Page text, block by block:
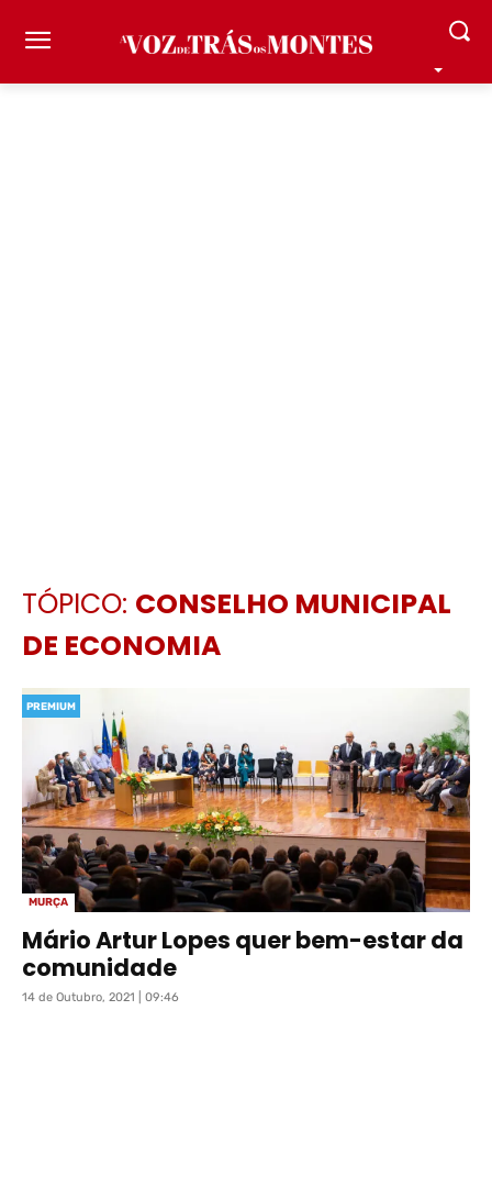
TÓPICO: CONSELHO MUNICIPAL
DE ECONOMIA
MURÇA
PREMIUM
Mário Artur Lopes quer bem-estar da
comunidade
14 de Outubro, 2021 | 09:46